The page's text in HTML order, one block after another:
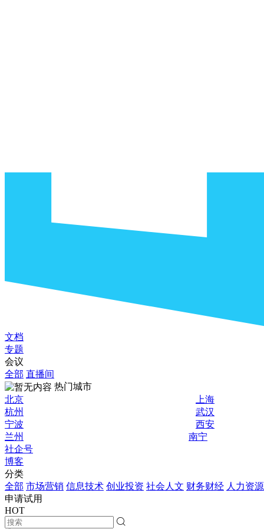
文档
专题
会议
全部 直播间
热门城市
北京
上海
杭州
武汉
宁波
西安
兰州
南宁
社企号
博客
分类
全部 市场营销 信息技术 创业投资 社会人文 财务财经 人力资源
申请试用
HOT